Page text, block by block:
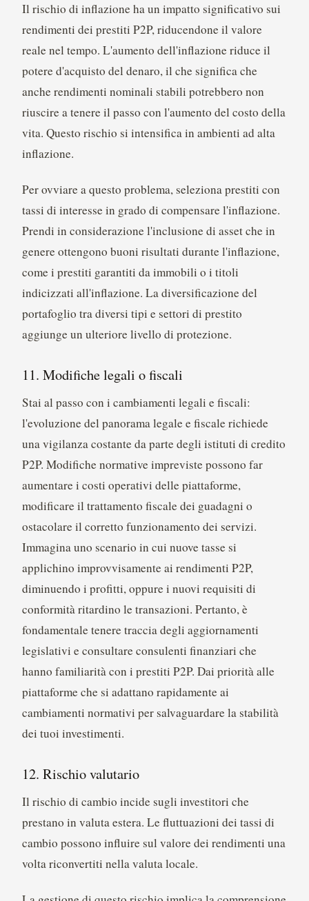
Il rischio di inflazione ha un impatto significativo sui
rendimenti dei prestiti P2P, riducendone il valore
reale nel tempo. L'aumento dell'inflazione riduce il
potere d'acquisto del denaro, il che significa che
anche rendimenti nominali stabili potrebbero non
riuscire a tenere il passo con l'aumento del costo della
vita. Questo rischio si intensifica in ambienti ad alta
inflazione.
Per ovviare a questo problema, seleziona prestiti con
tassi di interesse in grado di compensare l'inflazione.
Prendi in considerazione l'inclusione di asset che in
genere ottengono buoni risultati durante l'inflazione,
come i prestiti garantiti da immobili o i titoli
indicizzati all'inflazione. La diversificazione del
portafoglio tra diversi tipi e settori di prestito
aggiunge un ulteriore livello di protezione.
11. Modifiche legali o fiscali
Stai al passo con i cambiamenti legali e fiscali:
l'evoluzione del panorama legale e fiscale richiede
una vigilanza costante da parte degli istituti di credito
P2P. Modifiche normative impreviste possono far
aumentare i costi operativi delle piattaforme,
modificare il trattamento fiscale dei guadagni o
ostacolare il corretto funzionamento dei servizi.
Immagina uno scenario in cui nuove tasse si
applichino improvvisamente ai rendimenti P2P,
diminuendo i profitti, oppure i nuovi requisiti di
conformità ritardino le transazioni. Pertanto, è
fondamentale tenere traccia degli aggiornamenti
legislativi e consultare consulenti finanziari che
hanno familiarità con i prestiti P2P. Dai priorità alle
piattaforme che si adattano rapidamente ai
cambiamenti normativi per salvaguardare la stabilità
dei tuoi investimenti.
12. Rischio valutario
Il rischio di cambio incide sugli investitori che
prestano in valuta estera. Le fluttuazioni dei tassi di
cambio possono influire sul valore dei rendimenti una
volta riconvertiti nella valuta locale.